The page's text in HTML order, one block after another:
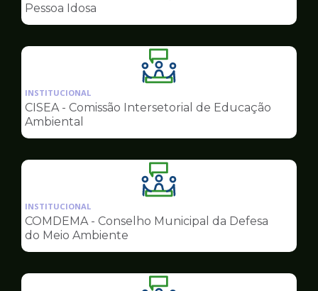
Conselhos
Pessoa Idosa
Ilustração
da
pagina
Conselhos
INSTITUCIONAL
CISEA - Comissão Intersetorial de Educação
Ambiental
Ilustração
da
pagina
Conselhos
INSTITUCIONAL
COMDEMA - Conselho Municipal da Defesa
do Meio Ambiente